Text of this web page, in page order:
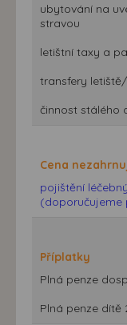
ubytování na
stravou
letištní taxy a
transfery
činnost stálého
Cena
pojištění
(doporučujeme
Příplatky
Plná penze
Plná penze dítě